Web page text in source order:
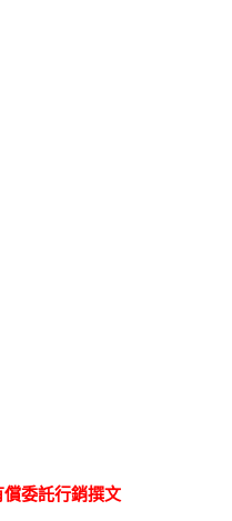
委託行銷撰文